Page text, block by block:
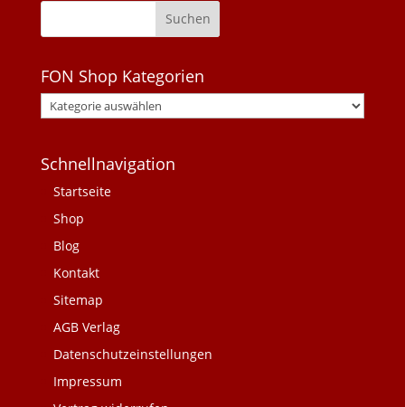
FON Shop Kategorien
Schnellnavigation
Startseite
Shop
Blog
Kontakt
Sitemap
AGB Verlag
Datenschutzeinstellungen
Impressum